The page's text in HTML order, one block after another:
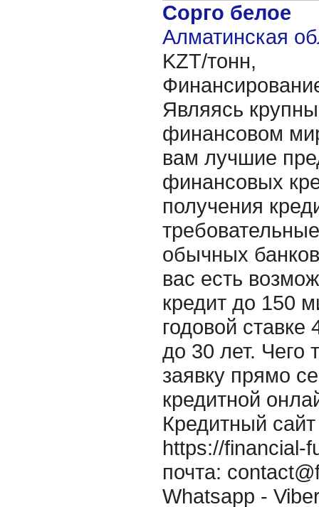
Сорго белое
Алматинская
KZT/тонн,
Являясь
финансовом
вам лучшие
финансовых
получения
обычных
вас есть
кредит до 150
годовой
до 30 лет.
заявку прямо
кредитной
Кредитный
https://financial-
почта:
Whatsapp -